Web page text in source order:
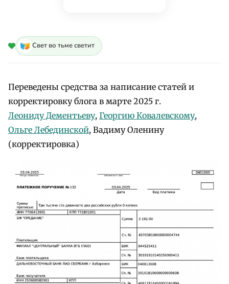
Свет во тьме светит
Переведены средства за написание статей и
корректировку блога в марте 2025 г.
Леониду Дементьеву, Георгию Ковалевскому,
Ольге Лебединской, Вадиму Оленину
(корректировка)